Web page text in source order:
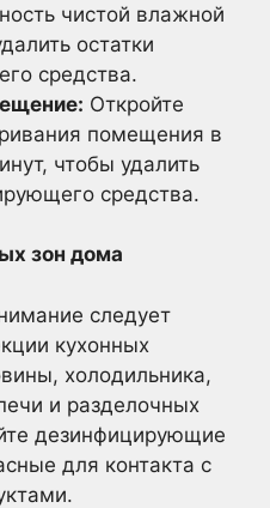
чистой влажной
остатки
средства.
Откройте
помещения в
чтобы удалить
средства.
зон дома
следует
кухонных
холодильника,
и разделочных
дезинфицирующие
для контакта с